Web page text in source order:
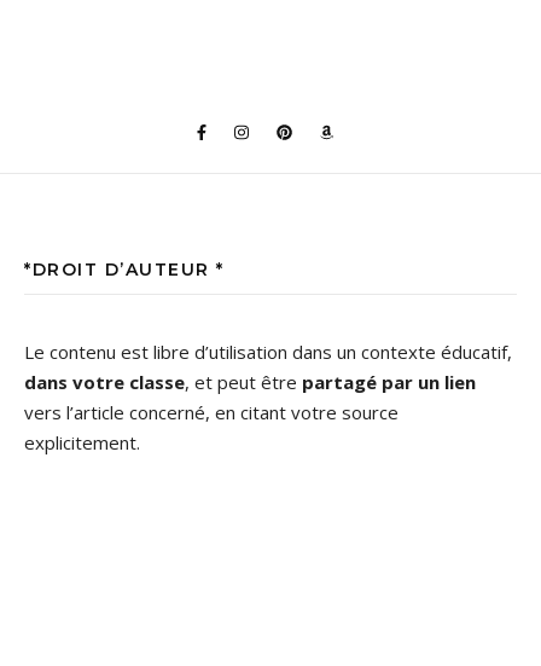
*DROIT D’AUTEUR *
Le contenu est libre d’utilisation dans un contexte éducatif,
dans votre classe, et peut être partagé par un lien
vers l’article concerné, en citant votre source
explicitement.